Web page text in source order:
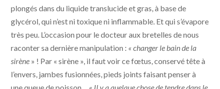
plongés dans du liquide translucide et gras, à base de
glycérol, qui n’est ni toxique ni inflammable. Et qui s’évapore
très peu. L’occasion pour le docteur aux bretelles de nous
raconter sa dernière manipulation : « changer le bain de la
sirène » ! Par « sirène », il faut voir ce fœtus, conservé tête à
l’envers, jambes fusionnées, pieds joints faisant penser à